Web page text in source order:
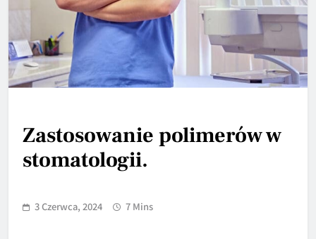
Zastosowanie polimerów w
stomatologii.
3 Czerwca, 2024 7 Mins